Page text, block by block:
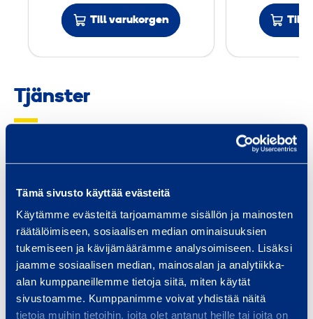
Tämä sivusto käyttää evästeitä
Käytämme evästeitä tarjoamamme sisällön ja mainosten
räätälöimiseen, sosiaalisen median ominaisuuksien
tukemiseen ja kävijämäärämme analysoimiseen. Lisäksi
jaamme sosiaalisen median, mainosalan ja analytiikka-
alan kumppaneillemme tietoja siitä, miten käytät
sivustoamme. Kumppanimme voivat yhdistää näitä
tietoja muihin tietoihin, joita olet antanut heille tai joita on
m
m
Till varukorgen Till
Tjänster
Vi tillhandahåller utrustning och
tjänster för
infrastrukturbyggande, oavsett
om ditt projekt är en bro, tunnel,
…
och